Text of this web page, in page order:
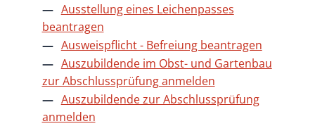
Ausstellung eines Leichenpasses
beantragen
Ausweispflicht - Befreiung beantragen
Auszubildende im Obst- und Gartenbau
zur Abschlussprüfung anmelden
Auszubildende zur Abschlussprüfung
anmelden